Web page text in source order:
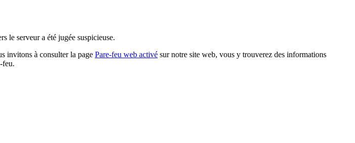
le serveur a été jugée suspicieuse.
invitons à consulter la page Pare-feu web activé sur notre site web, vous y trouverez des informations
feu.